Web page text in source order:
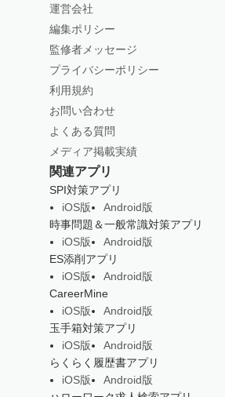
運営会社
編集ポリシー
監修者メッセージ
プライバシーポリシー
利用規約
お問い合わせ
よくある質問
メディア掲載実績
関連アプリ
SPI対策アプリ
iOS版
Android版
時事問題＆一般常識対策アプリ
iOS版
Android版
ES添削アプリ
iOS版
Android版
CareerMine
iOS版
Android版
玉手箱対策アプリ
iOS版
Android版
らくらく履歴書アプリ
iOS版
Android版